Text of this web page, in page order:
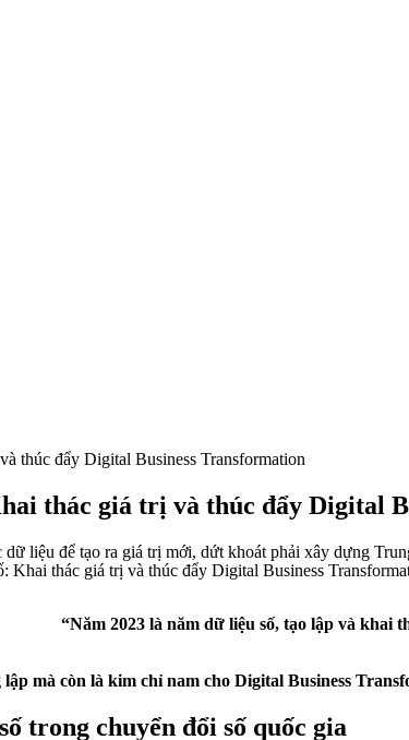
thúc đẩy Digital Business Transformation
thác giá trị và thúc đẩy Digital
liệu để tạo ra giá trị mới, dứt khoát phải xây dựng
“Năm 2023 là năm dữ liệu số, tạo lập và
mà còn là kim chỉ nam cho Digital Business
trong chuyển đổi số quốc gia